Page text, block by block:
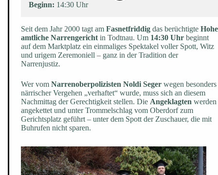
Beginn: 14:30 Uhr
Seit dem Jahr 2000 tagt am Fasnetfriddig das berüchtigte Hohe
amtliche Narrengericht in Todtnau. Um 14:30 Uhr beginnt
auf dem Marktplatz ein einmaliges Spektakel voller Spott, Witz
und urigem Zeremoniell – ganz in der Tradition der
Narrenjustiz.
Wer vom Narrenoberpolizisten Noldi Seger wegen besonders
närrischer Vergehen „verhaftet“ wurde, muss sich an diesem
Nachmittag der Gerechtigkeit stellen. Die Angeklagten werden
angekettet und unter Trommelschlag vom Oberdorf zum
Gerichtsplatz geführt – unter dem Spott der Zuschauer, die mit
Buhrufen nicht sparen.